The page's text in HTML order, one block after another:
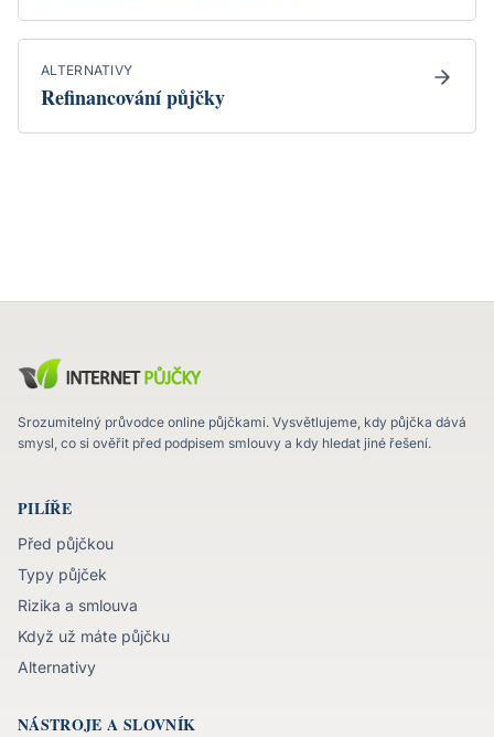
ALTERNATIVY
Refinancování půjčky
Srozumitelný průvodce online půjčkami. Vysvětlujeme, kdy půjčka dává
smysl, co si ověřit před podpisem smlouvy a kdy hledat jiné řešení.
PILÍŘE
Před půjčkou
Typy půjček
Rizika a smlouva
Když už máte půjčku
Alternativy
NÁSTROJE A SLOVNÍK